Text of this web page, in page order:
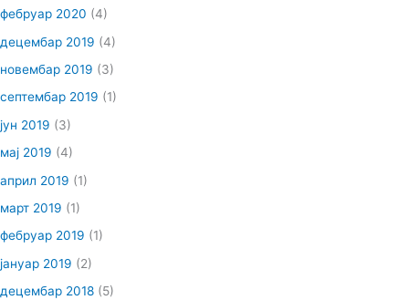
фебруар 2020 (4)
децембар 2019 (4)
новембар 2019 (3)
септембар 2019 (1)
јун 2019 (3)
мај 2019 (4)
април 2019 (1)
март 2019 (1)
фебруар 2019 (1)
јануар 2019 (2)
децембар 2018 (5)